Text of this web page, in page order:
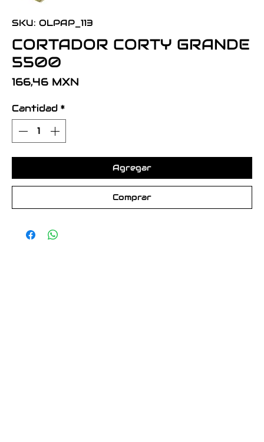
SKU: OLPAP_113
CORTADOR CORTY GRANDE
5500
166,46 MXN
Cantidad *
Agregar
Comprar